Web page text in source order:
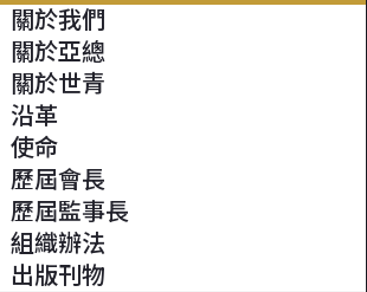
關於我們
關於亞總
關於世青
沿革
使命
歷屆會長
歷屆監事長
組織辦法
出版刊物